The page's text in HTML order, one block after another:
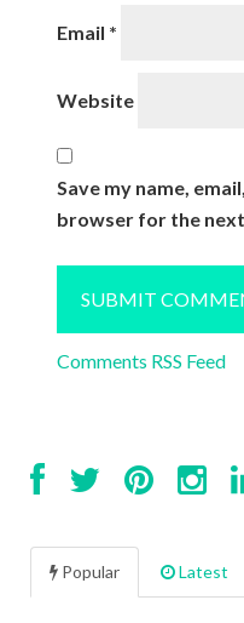
Email *
Website
Save my name,
browser for the
Comments RSS Feed
Popular Latest